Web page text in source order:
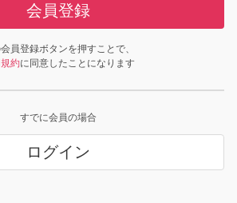
会員登録
会員登録ボタンを押すことで、
約に同意したことになります
すでに会員の場合
ログイン